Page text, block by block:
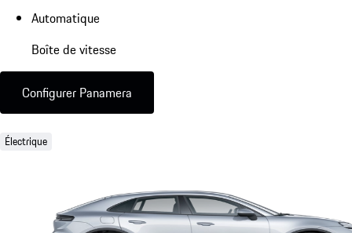
Automatique
Boîte de vitesse
Configurer Panamera
Électrique